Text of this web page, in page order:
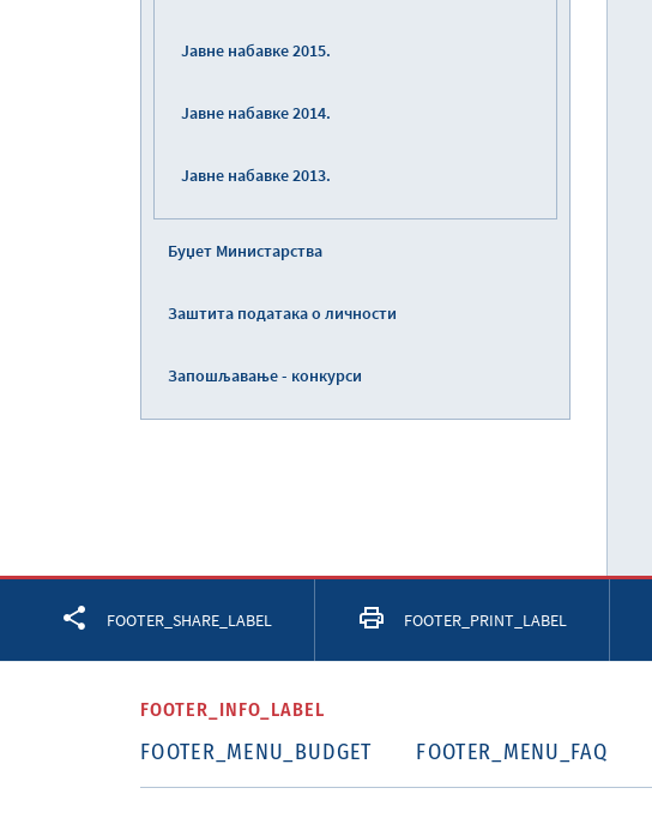
Јавне набавке 2015.
Јавне набавке 2014.
Јавне набавке 2013.
Буџет Министарства
Заштита података о личности
Запошљавање - конкурси
FOOTER_SHARE_LABEL
Facebook Twitter LinkedIn
FOOTER_PRINT_LABEL
FOOTER_INFO_LABEL
FOOTER_MENU_BUDGET FOOTER_MENU_FAQ